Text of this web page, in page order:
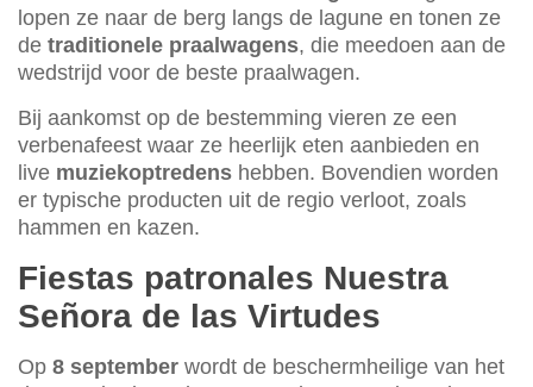
lopen ze naar de berg langs de lagune en tonen ze
de traditionele praalwagens, die meedoen aan de
wedstrijd voor de beste praalwagen.
Bij aankomst op de bestemming vieren ze een
verbenafeest waar ze heerlijk eten aanbieden en
live muziekoptredens hebben. Bovendien worden
er typische producten uit de regio verloot, zoals
hammen en kazen.
Fiestas patronales Nuestra
Señora de las Virtudes
Op 8 september wordt de beschermheilige van het